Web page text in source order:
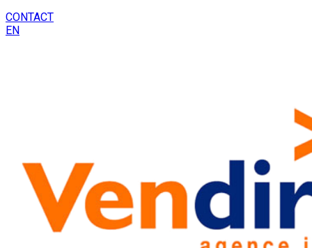
CONTACT
EN